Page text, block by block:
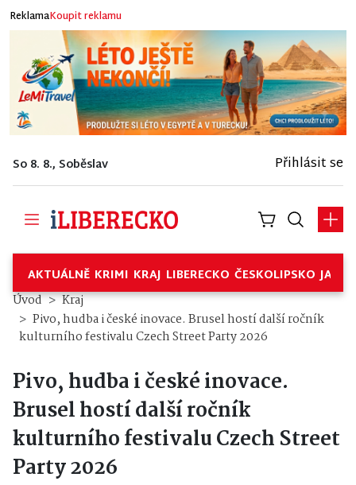
ReklamaKoupit reklamu
So 8. 8., Soběslav Přihlásit se
AKTUÁLNĚ KRIMI KRAJ LIBERECKO ČESKOLIPSKO
Úvod
Kraj
Pivo, hudba i české inovace. Brusel hostí další ročník
kulturního festivalu Czech Street Party 2026
Pivo, hudba i české inovace.
Brusel hostí další ročník
kulturního festivalu Czech Street
Party 2026